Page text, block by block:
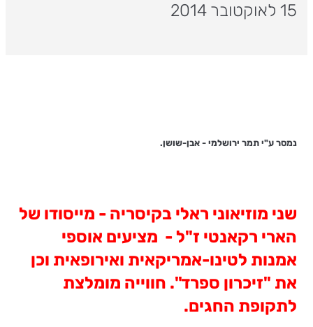
15 לאוקטובר 2014
נמסר ע"י תמר ירושלמי - אבן-שושן.
שני מוזיאוני ראלי בקיסריה - מייסודו של
הארי רקאנטי ז"ל - מציעים אוספי
אמנות לטינו-אמריקאית ואירופאית וכן
את "זיכרון ספרד". חווייה מומלצת
לתקופת החגים.